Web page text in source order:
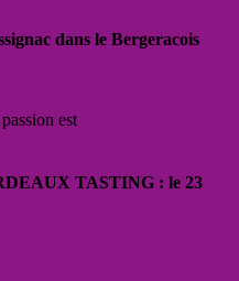
dans le Bergeracois
est
TASTING : le 23